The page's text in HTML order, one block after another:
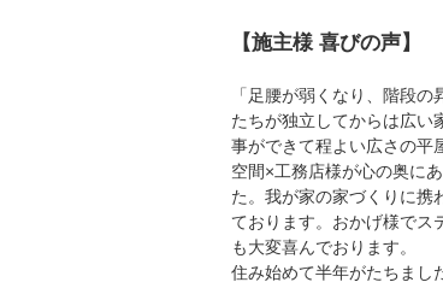
【施主様 喜びの声】
「足腰が弱くなり、階段
たちが独立してからは広い
事ができて程よい広さの平
空間×工務店様が心の奥に
た。我が家の家づくりに携
ております。おかげ様でス
も大変喜んでおります。
住み始めて半年がたちまし